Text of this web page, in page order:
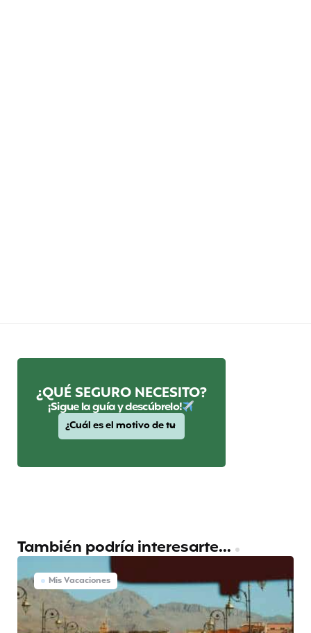
¿QUÉ SEGURO NECESITO?
¡Sigue la guía y descúbrelo!
También podría interesarte...
Mis Vacaciones